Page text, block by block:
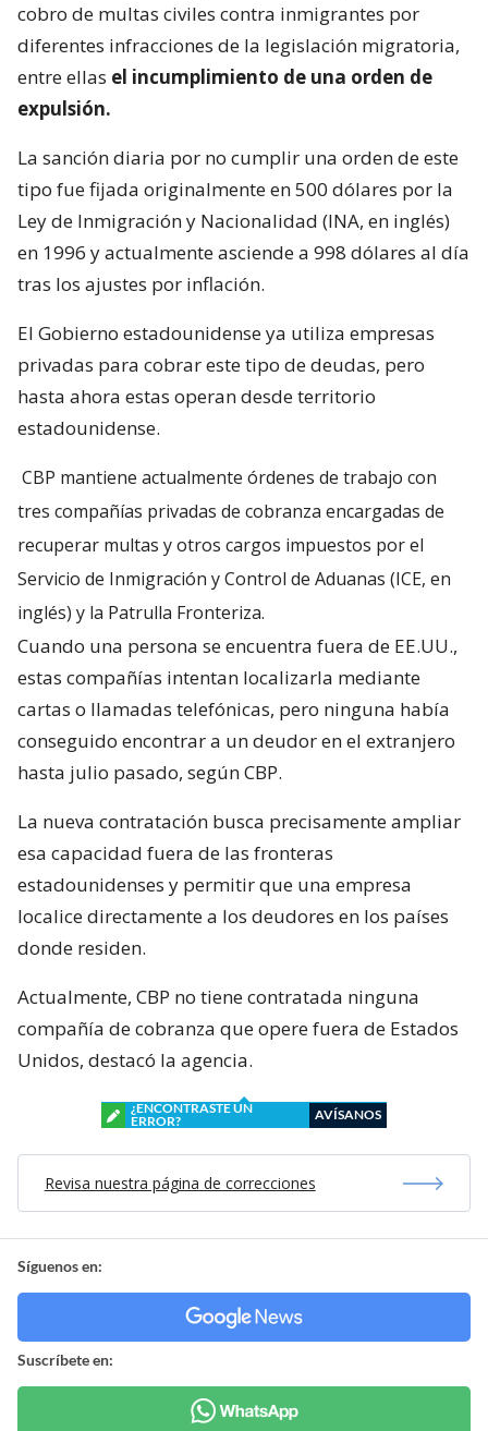
cobro de multas civiles contra inmigrantes por
diferentes infracciones de la legislación migratoria,
entre ellas el incumplimiento de una orden de
expulsión.
La sanción diaria por no cumplir una orden de este
tipo fue fijada originalmente en 500 dólares por la
Ley de Inmigración y Nacionalidad (INA, en inglés)
en 1996 y actualmente asciende a 998 dólares al día
tras los ajustes por inflación.
El Gobierno estadounidense ya utiliza empresas
privadas para cobrar este tipo de deudas, pero
hasta ahora estas operan desde territorio
estadounidense.
CBP mantiene actualmente órdenes de trabajo con
tres compañías privadas de cobranza encargadas de
recuperar multas y otros cargos impuestos por el
Servicio de Inmigración y Control de Aduanas (ICE, en
inglés) y la Patrulla Fronteriza.
Cuando una persona se encuentra fuera de EE.UU.,
estas compañías intentan localizarla mediante
cartas o llamadas telefónicas, pero ninguna había
conseguido encontrar a un deudor en el extranjero
hasta julio pasado, según CBP.
La nueva contratación busca precisamente ampliar
esa capacidad fuera de las fronteras
estadounidenses y permitir que una empresa
localice directamente a los deudores en los países
donde residen.
Actualmente, CBP no tiene contratada ninguna
compañía de cobranza que opere fuera de Estados
Unidos, destacó la agencia.
¿ENCONTRASTE UN
ERROR?
AVÍSANOS
Revisa nuestra página de correcciones
Síguenos en:
Suscríbete en: